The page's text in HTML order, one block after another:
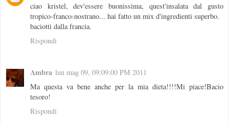
ciao kristel, dev'essere buonissima, quest'insalata dal gusto
tropico-franco-nostrano... hai fatto un mix d'ingredienti superbo.
baciotti dalla francia.
Rispondi
Ambra lun mag 09, 09:09:00 PM 2011
Ma questa va bene anche per la mia dieta!!!!Mi piace!Bacio
tesoro!
Rispondi